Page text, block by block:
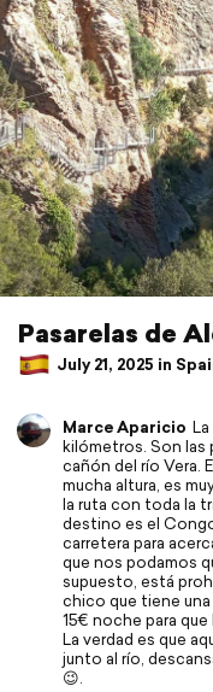
Pasarelas de
July 21, 2025 in
Marce Aparicio
kilómetros. Son las
cañón del río Vera.
mucha altura, es
la ruta con toda la
destino es el
carretera para
que nos podamos
supuesto, está
chico que tiene
15€ noche para
La verdad es que
junto al río,
😉.